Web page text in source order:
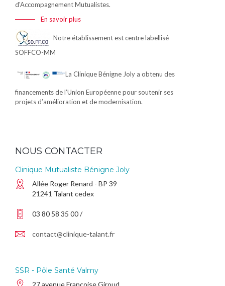
d'Accompagnement Mutualistes.
En savoir plus
Notre établissement est centre labellisé
SOFFCO-MM
La Clinique Bénigne Joly a obtenu des
financements de l’Union Européenne pour soutenir ses
projets d’amélioration et de modernisation.
NOUS CONTACTER
Clinique Mutualiste Bénigne Joly
Allée Roger Renard - BP 39
21241 Talant cedex
03 80 58 35 00 /
contact@clinique-talant.fr
SSR - Pôle Santé Valmy